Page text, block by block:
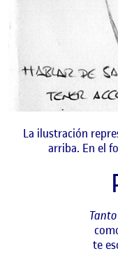
La ilustración
arriba. En el
te